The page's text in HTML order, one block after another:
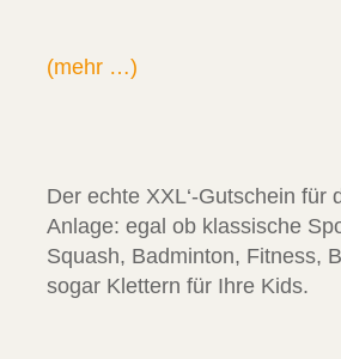
(mehr …)
Der echte XXL‘-Gutschein für
Anlage: egal ob klassische
Squash, Badminton, Fitness,
sogar Klettern für Ihre Kids.